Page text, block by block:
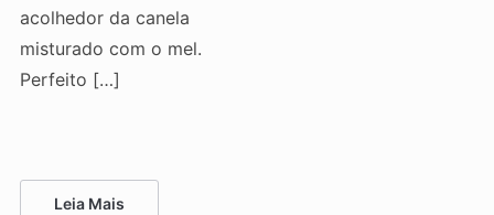
acolhedor da canela
misturado com o mel.
Perfeito […]
Leia Mais